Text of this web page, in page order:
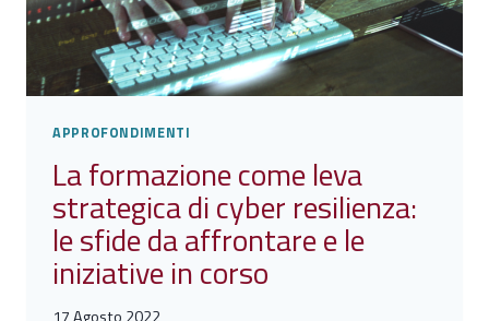
APPROFONDIMENTI
La formazione come leva
strategica di cyber resilienza:
le sfide da affrontare e le
iniziative in corso